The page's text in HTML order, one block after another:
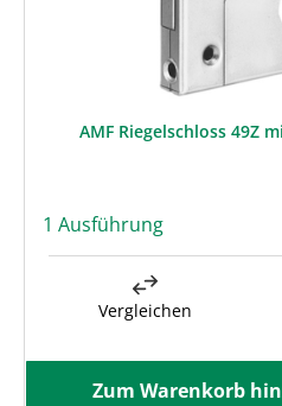
AMF
1 Ausführung
Vergleichen
Zum Warenkorb